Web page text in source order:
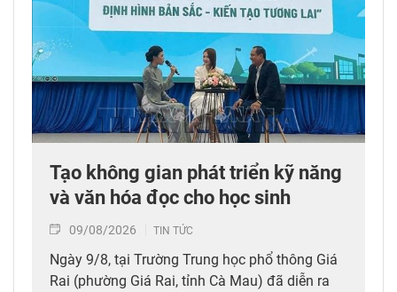
Tạo không gian phát triển kỹ năng
và văn hóa đọc cho học sinh
09/08/2026 TIN TỨC
Ngày 9/8, tại Trường Trung học phổ thông Giá
Rai (phường Giá Rai, tỉnh Cà Mau) đã diễn ra